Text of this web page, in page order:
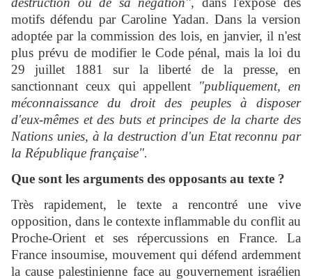
motifs défendu par Caroline Yadan. Dans la version
adoptée par la commission des lois, en janvier, il n'est
plus prévu de modifier le Code pénal, mais la loi du
29 juillet 1881 sur la liberté de la presse, en
sanctionnant ceux qui appellent "publiquement, en
méconnaissance du droit des peuples à disposer
d'eux-mêmes et des buts et principes de la charte des
Nations unies, à la destruction d'un Etat reconnu par
la République française".
Que sont les arguments des opposants au texte ?
Très rapidement, le texte a rencontré une vive
opposition, dans le contexte inflammable du conflit au
Proche-Orient et ses répercussions en France. La
France insoumise, mouvement qui défend ardemment
la cause palestinienne face au gouvernement israélien